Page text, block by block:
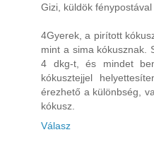
Gizi, küldök fénypostával
4Gyerek, a pirított
mint a sima kókusznak.
4 dkg-t, és mindet
kókusztejjel
érezhető a különbség,
kókusz.
Válasz